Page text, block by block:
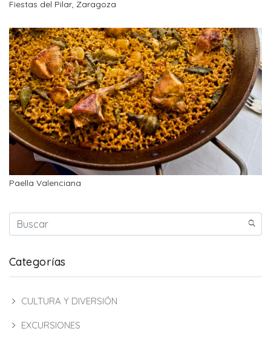
Fiestas del Pilar, Zaragoza
Paella Valenciana
Categorías
CULTURA Y DIVERSIÓN
EXCURSIONES